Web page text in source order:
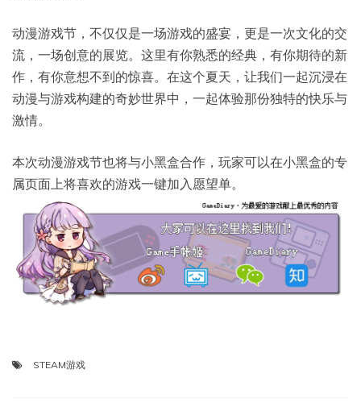
动漫游戏节，不仅仅是一场游戏的盛宴，更是一次文化的交
流，一场创意的展览。这里有你熟悉的经典，有你期待的新
作，有你意想不到的惊喜。在这个夏天，让我们一起沉浸在
动漫与游戏构建的奇妙世界中，一起体验那份独特的快乐与
激情。
本次动漫游戏节也将与小黑盒合作，玩家可以在小黑盒的专
属页面上将喜欢的游戏一键加入愿望单。
STEAM游戏